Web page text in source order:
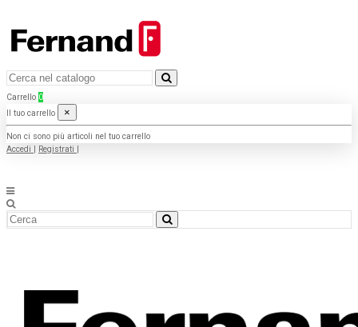
Carrello 0
Il tuo carrello
×
Non ci sono più articoli nel tuo carrello
Accedi
Registrati